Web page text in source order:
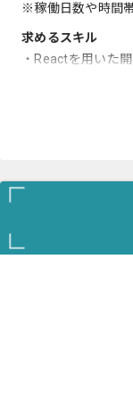
※稼働日数や時間
求めるスキル
・Reactを用いた